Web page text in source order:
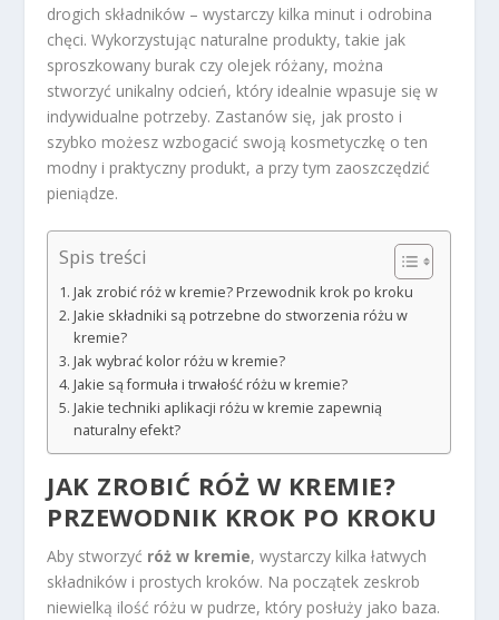
drogich składników – wystarczy kilka minut i odrobina
chęci. Wykorzystując naturalne produkty, takie jak
sproszkowany burak czy olejek różany, można
stworzyć unikalny odcień, który idealnie wpasuje się w
indywidualne potrzeby. Zastanów się, jak prosto i
szybko możesz wzbogacić swoją kosmetyczkę o ten
modny i praktyczny produkt, a przy tym zaoszczędzić
pieniądze.
Spis treści
Jak zrobić róż w kremie? Przewodnik krok po kroku
Jakie składniki są potrzebne do stworzenia różu w
kremie?
Jak wybrać kolor różu w kremie?
Jakie są formuła i trwałość różu w kremie?
Jakie techniki aplikacji różu w kremie zapewnią
naturalny efekt?
JAK ZROBIĆ RÓŻ W KREMIE?
PRZEWODNIK KROK PO KROKU
Aby stworzyć róż w kremie, wystarczy kilka łatwych
składników i prostych kroków. Na początek zeskrob
niewielką ilość różu w pudrze, który posłuży jako baza.